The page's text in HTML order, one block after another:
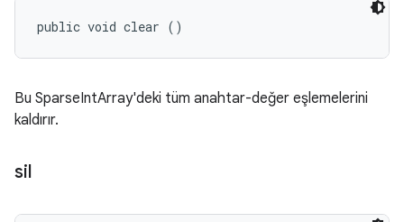
public void clear ()
Bu SparseIntArray'deki tüm anahtar-değer eşlemelerini
kaldırır.
sil